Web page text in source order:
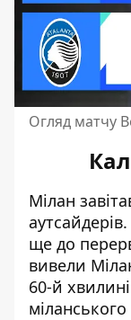
Огляд матчу
Мілан
ще до
вивели
60-й
міланського